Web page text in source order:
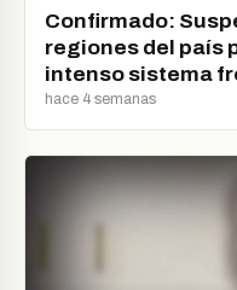
Confirmado:
regiones del país
intenso sistema
hace 4 semanas